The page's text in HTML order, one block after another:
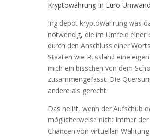
Kryptowährung In Euro
Ing depot kryptowährung was
notwendig, die im Umfeld einer
durch den Anschluss einer
Staaten wie Russland eine
mich ein bisschen von dem
zusammengefasst. Die
andere als gerecht.
Das heißt, wenn der Aufschub
möglicherweise nicht immer
Chancen von virtuellen